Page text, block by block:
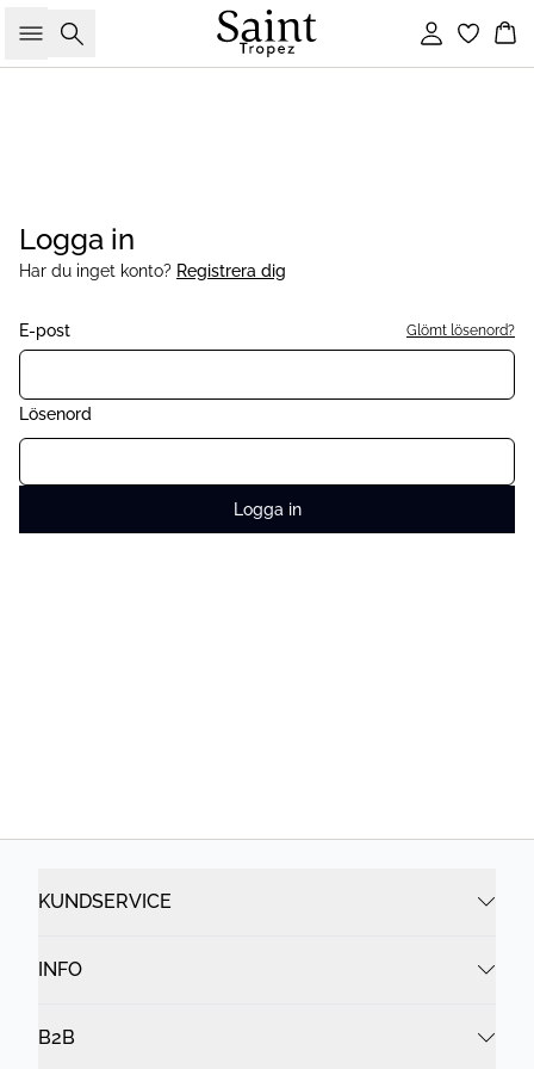
Sök Logga in
Logga in
Har du inget konto? Registrera dig
E-post Glömt lösenord?
Lösenord
Logga in
KUNDSERVICE
INFO
B2B